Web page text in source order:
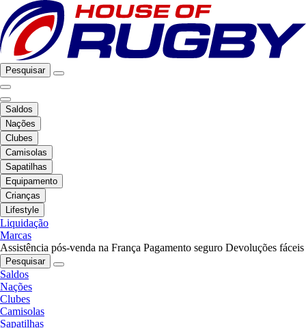
Pesquisar
Saldos
Nações
Clubes
Camisolas
Sapatilhas
Equipamento
Crianças
Lifestyle
Liquidação
Marcas
Assistência pós-venda na França Pagamento seguro Devoluções fáceis
Pesquisar
Saldos
Nações
Clubes
Camisolas
Sapatilhas